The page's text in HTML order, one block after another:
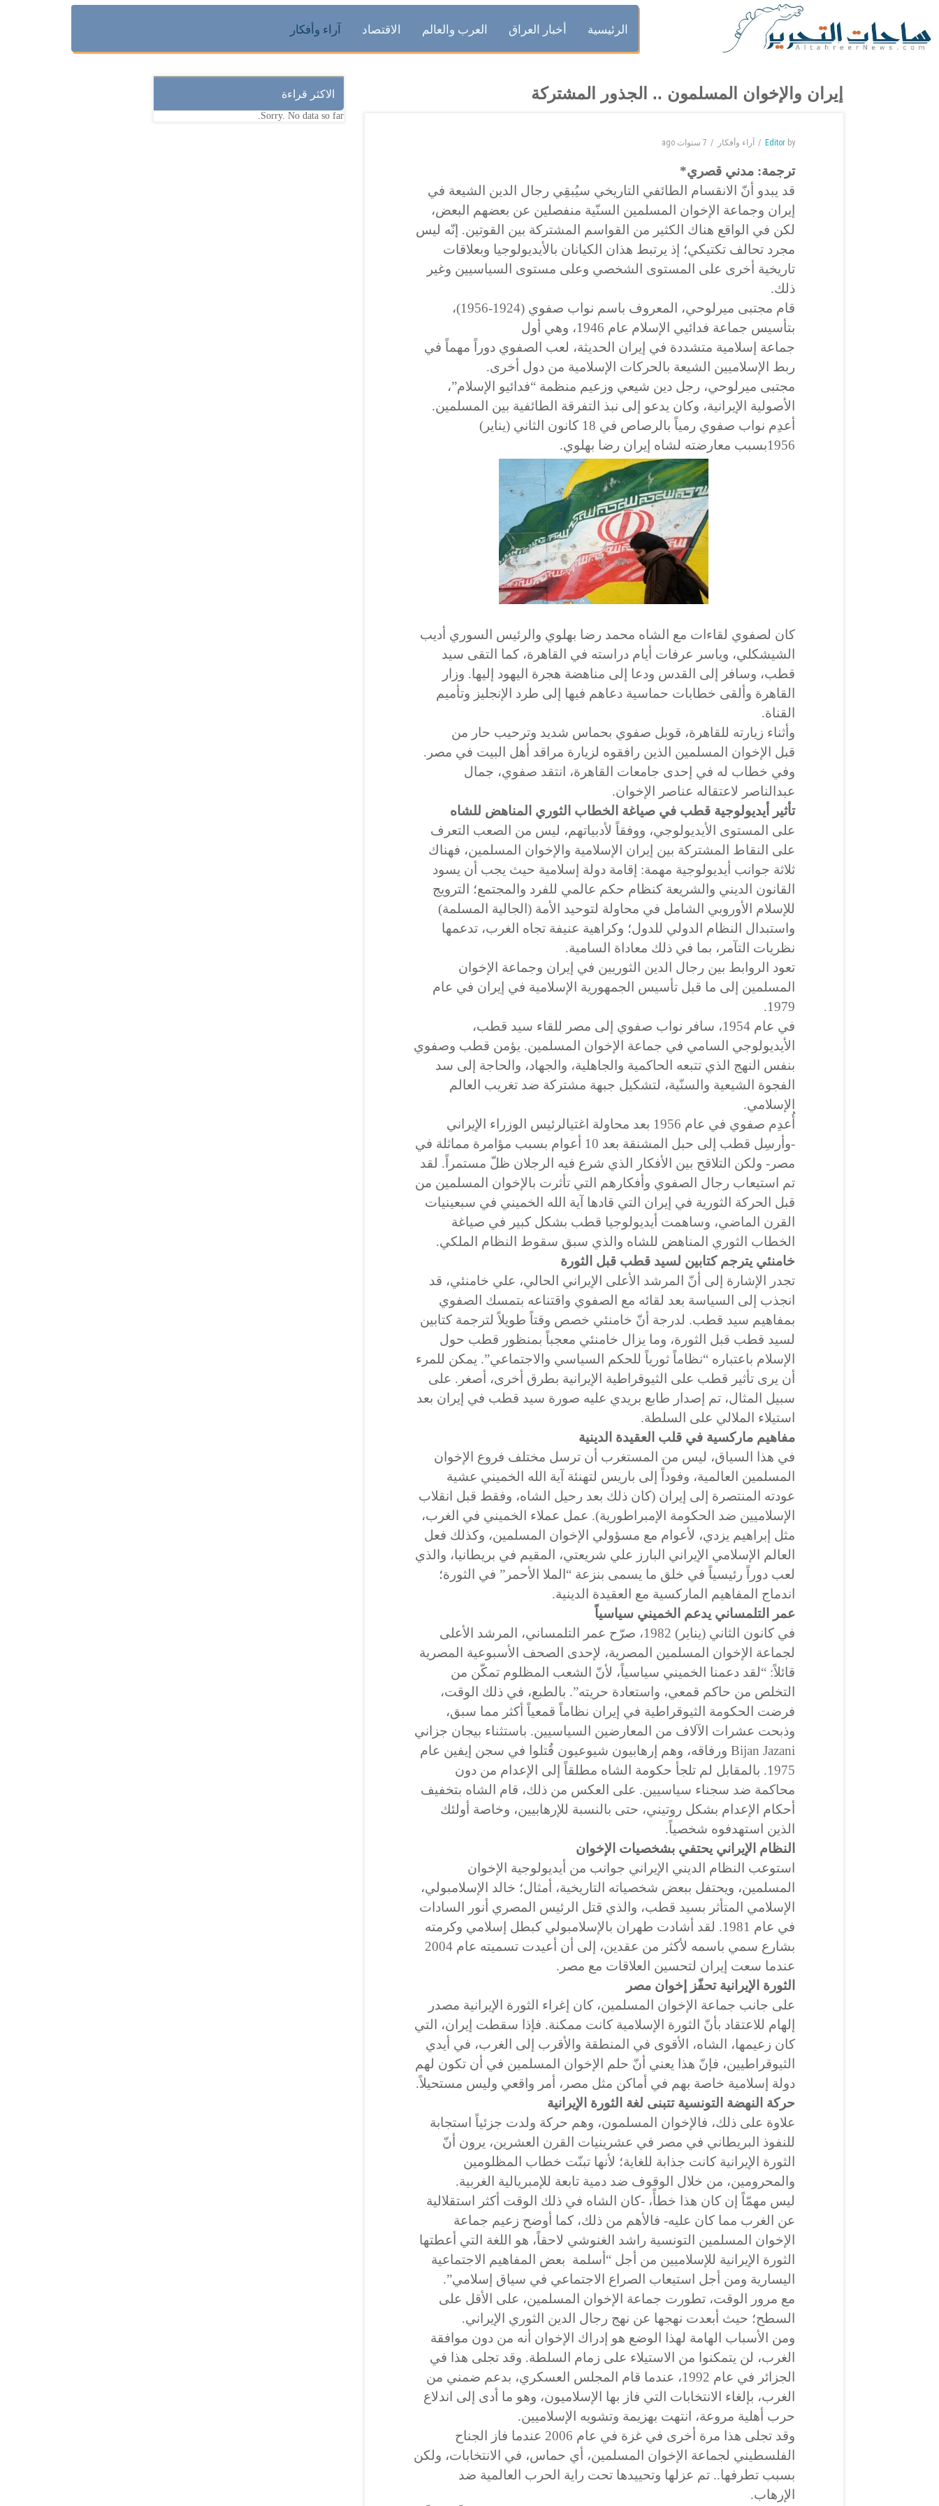
الرئيسية أخبار العراق العرب والعالم الاقتصاد آراء وأفكار
إيران والإخوان المسلمون .. الجذور المشتركة
by
Editor آراء وأفكار 7 سنوات ago
ترجمة: مدني قصري*
قد يبدو أنّ الانقسام
الطائفي
التاريخي سيُبقِي رجال الدين الشيعة في
إيران وجماعة الإخوان المسلمين السنّية منفصلين عن بعضهم البعض،
لكن في الواقع هناك الكثير من القواسم المشتركة بين القوتين. إنّه ليس
مجرد تحالف تكتيكي؛ إذ يرتبط هذان الكيانان بالأيديولوجيا وبعلاقات
تاريخية أخرى على المستوى الشخصي وعلى مستوى السياسيين وغير
ذلك.
قام مجتبى ميرلوحي، المعروف باسم نواب صفوي (1924-1956)،
بتأسيس جماعة فدائيي الإسلام عام 1946، وهي أول
جماعة إسلامية متشددة في إيران الحديثة، لعب الصفوي دوراً مهماً في
ربط الإسلاميين الشيعة بالحركات الإسلامية من دول أخرى.
مجتبى ميرلوحي، رجل دين شيعي وزعيم منظمة “فدائيو الإسلام”،
الأصولية
الإيرانية، وكان يدعو إلى نبذ التفرقة الطائفية بين المسلمين.
أعدِم نواب صفوي رمياً بالرصاص في 18 كانون الثاني (يناير)
1956بسبب معارضته لشاه إيران رضا بهلوي.
كان لصفوي لقاءات مع الشاه محمد رضا بهلوي والرئيس السوري أديب
الشيشكلي، وياسر عرفات أيام دراسته في القاهرة، كما التقى سيد
قطب، وسافر إلى القدس ودعا إلى مناهضة هجرة اليهود إليها. وزار
القاهرة وألقى خطابات حماسية دعاهم فيها إلى طرد الإنجليز وتأميم
القناة.
وأثناء زيارته للقاهرة، قوبل صفوي بحماس شديد وترحيب حار من
قبل
الإخوان المسلمين الذين رافقوه لزيارة مراقد أهل البيت في مصر.
وفي خطاب له في إحدى جامعات القاهرة، انتقد صفوي، جمال
عبدالناصر لاعتقاله عناصر الإخوان.
تأثير أيديولوجية قطب في صياغة الخطاب الثوري المناهض للشاه
على المستوى الأيديولوجي، ووفقاً لأدبياتهم، ليس من الصعب التعرف
على النقاط المشتركة بين إيران
الإسلامية والإخوان المسلمين، فهناك
ثلاثة جوانب أيديولوجية مهمة: إقامة دولة إسلامية حيث يجب أن يسود
القانون الديني والشريعة كنظام حكم عالمي للفرد والمجتمع؛ الترويج
للإسلام الأوروبي الشامل في محاولة لتوحيد الأمة (الجالية المسلمة)
واستبدال النظام الدولي للدول؛ وكراهية عنيفة تجاه الغرب، تدعمها
نظريات التآمر، بما في ذلك معاداة السامية.
تعود الروابط بين رجال الدين الثوريين في إيران وجماعة الإخوان
المسلمين إلى ما قبل تأسيس الجمهورية الإسلامية في إيران في عام
1979.
في عام 1954، سافر نواب صفوي إلى مصر للقاء سيد قطب،
الأيديولوجي السامي في جماعة الإخوان المسلمين. يؤمن قطب وصفوي
بنفس النهج الذي تتبعه الحاكمية والجاهلية، والجهاد، والحاجة إلى سد
الفجوة الشيعية والسنّية، لتشكيل جبهة مشتركة ضد تغريب العالم
الإسلامي.
أُعدِم صفوي في عام 1956 بعد محاولة
اغتيالرئيس الوزراء الإيراني
-وأرسِل قطب إلى حبل المشنقة بعد 10 أعوام بسبب مؤامرة مماثلة في
مصر- ولكن التلاقح بين الأفكار الذي شرع فيه الرجلان ظلّ مستمراً. لقد
تم استيعاب رجال الصفوي وأفكارهم التي تأثرت بالإخوان المسلمين من
قبل الحركة الثورية في إيران التي قادها آية الله الخميني في سبعينيات
القرن الماضي، وساهمت أيديولوجيا قطب بشكل كبير في صياغة
الخطاب الثوري المناهض للشاه والذي سبق سقوط النظام الملكي.
خامنئي يترجم كتابين لسيد قطب قبل الثورة
تجدر الإشارة إلى أنّ المرشد الأعلى الإيراني الحالي، علي خامنئي، قد
انجذب إلى السياسة بعد لقائه مع الصفوي واقتناعه بتمسك الصفوي
بمفاهيم سيد قطب. لدرجة أنّ خامنئي خصص وقتاً طويلاً لترجمة كتابين
لسيد قطب قبل الثورة، وما يزال خامنئي معجباً بمنظور قطب حول
الإسلام باعتباره “نظاماً ثورياً للحكم السياسي والاجتماعي”. يمكن للمرء
أن يرى تأثير قطب على الثيوقراطية الإيرانية بطرق أخرى، أصغر. على
سبيل المثال، تم إصدار طابع بريدي عليه صورة سيد قطب في إيران بعد
استيلاء الملالي على السلطة.
مفاهيم ماركسية في قلب العقيدة الدينية
في هذا السياق، ليس من المستغرب أن ترسل مختلف فروع الإخوان
المسلمين العالمية، وفوداً إلى باريس لتهنئة آية الله الخميني عشية
عودته المنتصرة إلى إيران (كان ذلك بعد رحيل الشاه، وفقط قبل انقلاب
الإسلاميين ضد الحكومة الإمبراطورية). عمل عملاء الخميني في الغرب،
مثل إبراهيم يزدي، لأعوام مع مسؤولي الإخوان المسلمين، وكذلك فعل
العالم الإسلامي الإيراني البارز علي شريعتي، المقيم في بريطانيا، والذي
لعب دوراً رئيسياً في خلق ما يسمى بنزعة “الملا الأحمر” في الثورة؛
اندماج المفاهيم الماركسية مع العقيدة الدينية.
عمر التلمساني يدعم الخميني سياسياً
في كانون الثاني (يناير) 1982، صرّح عمر التلمساني، المرشد الأعلى
لجماعة الإخوان المسلمين المصرية، لإحدى الصحف الأسبوعية المصرية
قائلاً: “لقد دعمنا الخميني سياسياً، لأنّ الشعب المظلوم تمكّن من
التخلص من حاكم قمعي، واستعادة حريته”. بالطبع، في ذلك الوقت،
فرضت الحكومة الثيوقراطية في إيران نظاماً قمعياً أكثر مما سبق،
وذبحت عشرات الآلاف من المعارضين السياسيين. باستثناء بيجان جزاني
Bijan Jazani ورفاقه، وهم إرهابيون شيوعيون قُتلوا في سجن إيفين عام
1975. بالمقابل لم تلجأ حكومة الشاه مطلقاً إلى الإعدام من دون
محاكمة ضد سجناء سياسيين. على العكس من ذلك، قام الشاه بتخفيف
أحكام الإعدام بشكل روتيني، حتى بالنسبة للإرهابيين، وخاصة أولئك
الذين استهدفوه شخصياً.
النظام الإيراني يحتفي بشخصيات الإخوان
استوعب النظام الديني الإيراني جوانب من أيديولوجية الإخوان
المسلمين، ويحتفل ببعض شخصياته التاريخية، أمثال؛ خالد الإسلامبولي،
الإسلامي المتأثر بسيد قطب، والذي قتل الرئيس المصري أنور السادات
في عام 1981. لقد أشادت طهران بالإسلامبولي كبطل إسلامي وكرمته
بشارع سمي باسمه لأكثر من عقدين، إلى أن أعيدت تسميته عام 2004
عندما سعت إيران لتحسين العلاقات مع مصر.
الثورة الإيرانية تحفّز إخوان مصر
على جانب جماعة الإخوان المسلمين، كان إغراء الثورة الإيرانية مصدر
إلهام للاعتقاد بأنّ الثورة الإسلامية كانت ممكنة. فإذا سقطت إيران، التي
كان زعيمها، الشاه، الأقوى في المنطقة والأقرب إلى الغرب، في أيدي
الثيوقراطيين، فإنّ هذا يعني أنّ حلم الإخوان المسلمين في أن تكون لهم
دولة إسلامية خاصة بهم في أماكن مثل مصر، أمر واقعي وليس مستحيلاً.
حركة النهضة التونسية تتبنى لغة الثورة الإيرانية
علاوة على ذلك، فالإخوان المسلمون، وهم حركة ولدت جزئياً استجابة
للنفوذ
البريطاني في مصر في عشرينيات القرن العشرين، يرون أنّ
الثورة الإيرانية كانت جذابة للغاية؛ لأنها تبنّت خطاب المظلومين
والمحرومين، من خلال الوقوف ضد دمية تابعة للإمبريالية الغربية.
ليس مهمّاً إن كان هذا خطأً، -كان الشاه في ذلك الوقت أكثر استقلالية
عن الغرب مما كان عليه- فالأهم من ذلك، كما أوضح زعيم جماعة
الإخوان المسلمين التونسية راشد الغنوشي لاحقاً، هو اللغة التي أعطتها
الثورة الإيرانية للإسلاميين من أجل “أسلمة بعض المفاهيم الاجتماعية
اليسارية ومن أجل استيعاب الصراع الاجتماعي في سياق إسلامي”.
مع مرور الوقت، تطورت جماعة الإخوان المسلمين، على الأقل على
السطح؛ حيث أبعدت نهجها عن نهج رجال الدين الثوري الإيراني.
ومن الأسباب الهامة لهذا الوضع هو إدراك الإخوان أنه من دون موافقة
الغرب، لن يتمكنوا من الاستيلاء على زمام السلطة. وقد تجلى هذا في
الجزائر في عام 1992، عندما قام المجلس العسكري، بدعم ضمني من
الغرب، بإلغاء الانتخابات التي فاز بها الإسلاميون، وهو ما أدى إلى اندلاع
حرب أهلية مروعة، انتهت بهزيمة وتشويه الإسلاميين.
وقد تجلى هذا مرة أخرى في غزة في عام 2006 عندما فاز الجناح
الفلسطيني لجماعة الإخوان المسلمين، أي حماس، في الانتخابات، ولكن
بسبب تطرفها.. تم عزلها وتحييدها تحت راية الحرب العالمية ضد
الإرهاب.
الاكثر قراءة
Sorry. No data so far.